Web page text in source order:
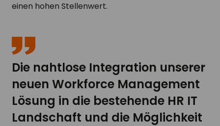
einen hohen Stellenwert.
Die nahtlose Integration unserer
neuen Workforce Management
Lösung in die bestehende HR IT
Landschaft und die Möglichkeit